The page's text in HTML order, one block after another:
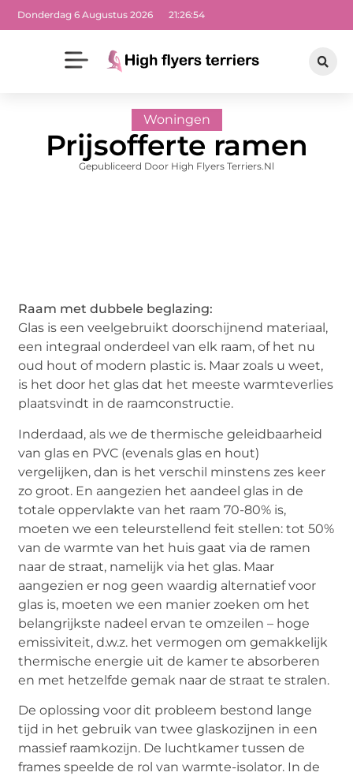
Donderdag 6 Augustus 2026 21:26:56
Woningen
Prijsofferte ramen
Gepubliceerd Door High Flyers Terriers.nl
Raam met dubbele beglazing:
Glas is een veelgebruikt doorschijnend materiaal,
een integraal onderdeel van elk raam, of het nu
oud hout of modern plastic is. Maar zoals u weet,
is het door het glas dat het meeste warmteverlies
plaatsvindt in de raamconstructie.
Inderdaad, als we de thermische geleidbaarheid
van glas en PVC (evenals glas en hout)
vergelijken, dan is het verschil minstens zes keer
zo groot. En aangezien het aandeel glas in de
totale oppervlakte van het raam 70-80% is,
moeten we een teleurstellend feit stellen: tot 50%
van de warmte van het huis gaat via de ramen
naar de straat, namelijk via het glas. Maar
aangezien er nog geen waardig alternatief voor
glas is, moeten we een manier zoeken om het
belangrijkste nadeel ervan te omzeilen – hoge
emissiviteit, d.w.z. het vermogen om gemakkelijk
thermische energie uit de kamer te absorberen
en met hetzelfde gemak naar de straat te stralen.
De oplossing voor dit probleem bestond lange
tijd in het gebruik van twee glaskozijnen in een
massief raamkozijn. De luchtkamer tussen de
frames speelde de rol van warmte-isolator. In de